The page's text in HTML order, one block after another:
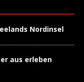
Nordinsel
aus erleben